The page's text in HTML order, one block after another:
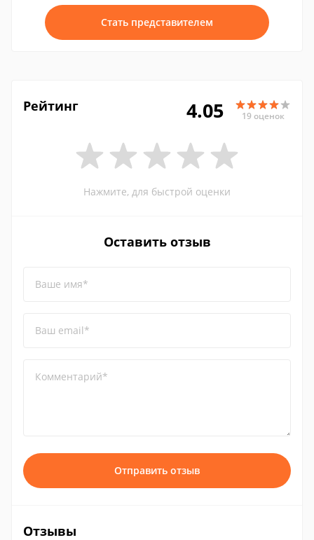
Стать представителем
Рейтинг 4.05 19 оценок
Нажмите, для быстрой оценки
Оставить отзыв
Ваше имя*
Ваш email*
Комментарий*
Отправить отзыв
Отзывы